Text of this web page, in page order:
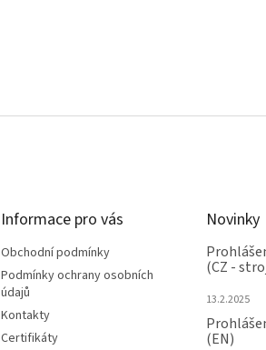
Informace pro vás
Obchodní podmínky
Podmínky ochrany osobních
údajů
Kontakty
Certifikáty
Novinky
(CZ -
13.2.2025
(EN)